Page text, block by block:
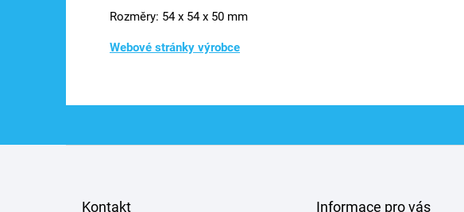
Rozměry: 54 x 54 x 50 mm
Webové stránky výrobce
Kontakt Informace pro vás